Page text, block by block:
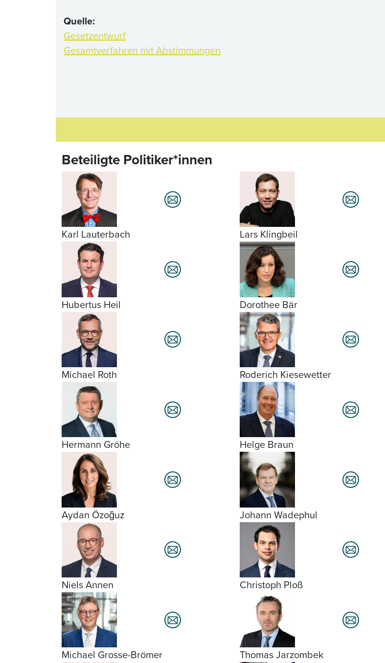
Quelle:
Gesetzentwurf
Gesamtverfahren mit Abstimmungen
Beteiligte Politiker*innen
Karl Lauterbach Lars Klingbeil
Hubertus Heil Dorothee Bär
Michael Roth Roderich Kiesewetter
Hermann Gröhe Helge Braun
Aydan Özoğuz Johann Wadephul
Niels Annen Christoph Ploß
Michael Grosse-Brömer Thomas Jarzombek